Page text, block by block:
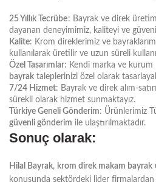
25 Yıllık Tecrübe: Bayrak ve direk
dayanan deneyimimiz, kaliteyi ve güveni
Kalite: Krom direklerimiz ve
kullanılarak üretilir ve uzun süreli
Özel Tasarımlar: Kendi marka ve kurum
bayrak taleplerinizi özel olarak
7/24 Hizmet: Bayrak ve direk alım-
sürekli olarak hizmet sunmaktayız.
Türkiye Geneli Gönderim: Ürünlerimiz
güvenli gönderim ile ulaştırılmaktadır.
Sonuç olarak:
Hilal Bayrak, krom direk makam bayrak
konusunda sektördeki lider